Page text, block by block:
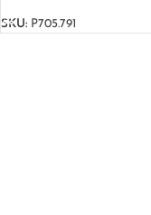
SKU: P705.791